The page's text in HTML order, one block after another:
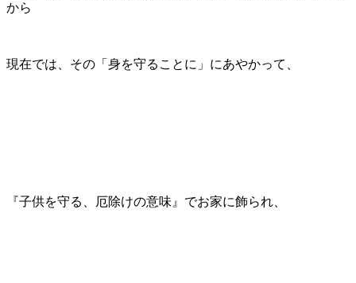
から
現在では、その「身を守ることに」にあやかって、
『子供を守る、厄除けの意味』でお家に飾られ、